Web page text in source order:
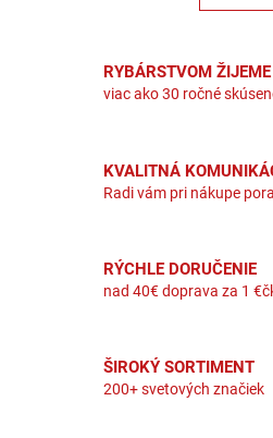
RYBÁRSTVOM ŽIJEME
viac ako 30 ročné
KVALITNÁ
Radi vám pri nákupe
RÝCHLE DORUČENIE
nad 40€ doprava za 1
ŠIROKÝ SORTIMENT
200+ svetových značiek